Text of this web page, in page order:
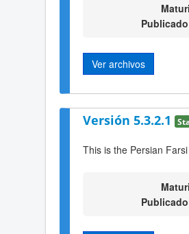
Ver archivos
Versión 5.3.2.1
This is the Persian